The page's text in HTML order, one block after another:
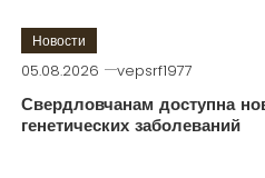
Новости
05.08.2026 vepsrf1977
Свердловчанам доступна
генетических заболеваний